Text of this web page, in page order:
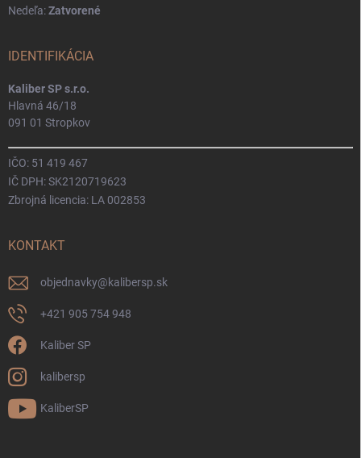
Nedeľa:Zatvorené
IDENTIFIKÁCIA
Kaliber SP s.r.o.
Hlavná 46/18
091 01 Stropkov
IČO: 51 419 467
IČ DPH: SK2120719623
Zbrojná licencia: LA 002853
KONTAKT
objednavky@kalibersp.sk
+421 905 754 948
Kaliber SP
kalibersp
KaliberSP